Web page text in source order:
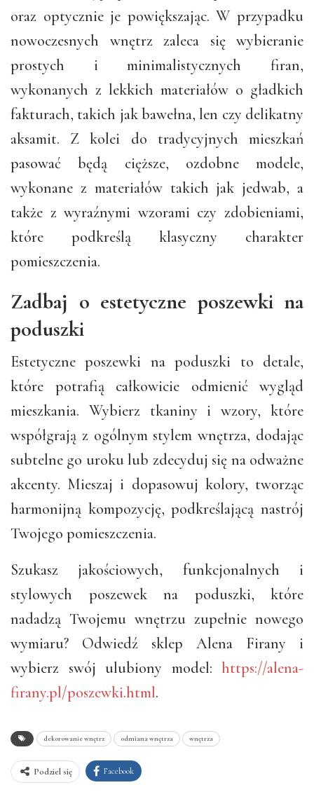
oraz optycznie je powiększając. W przypadku
nowoczesnych wnętrz zaleca się wybieranie
prostych i minimalistycznych firan,
wykonanych z lekkich materiałów o gładkich
fakturach, takich jak bawełna, len czy delikatny
aksamit. Z kolei do tradycyjnych mieszkań
pasować będą cięższe, ozdobne modele,
wykonane z materiałów takich jak jedwab, a
także z wyraźnymi wzorami czy zdobieniami,
które podkreślą klasyczny charakter
pomieszczenia.
Zadbaj o estetyczne poszewki na
poduszki
Estetyczne poszewki na poduszki to detale,
które potrafią całkowicie odmienić wygląd
mieszkania. Wybierz tkaniny i wzory, które
współgrają z ogólnym stylem wnętrza, dodając
subtelne go uroku lub zdecyduj się na odważne
akcenty. Mieszaj i dopasowuj kolory, tworząc
harmonijną kompozycję, podkreślającą nastrój
Twojego pomieszczenia.
Szukasz jakościowych, funkcjonalnych i
stylowych poszewek na poduszki, które
nadadzą Twojemu wnętrzu zupełnie nowego
wymiaru? Odwiedź sklep Alena Firany i
wybierz swój ulubiony model: https://alena-
firany.pl/poszewki.html.
dekorowanie wnętrz odmiana wnętrza wnętrza
Podziel się Facebook